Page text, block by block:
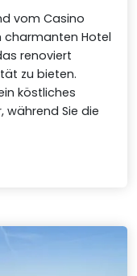
vom Casino
charmanten Hotel
renoviert
zu bieten.
köstliches
während Sie die